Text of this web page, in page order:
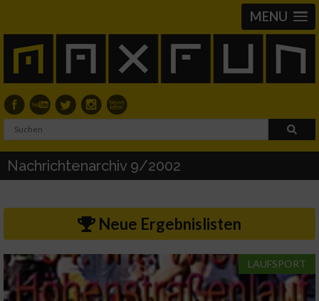
MENU
Nachrichtenarchiv 9/2002
Neue Ergebnislisten
LAUFSPORT